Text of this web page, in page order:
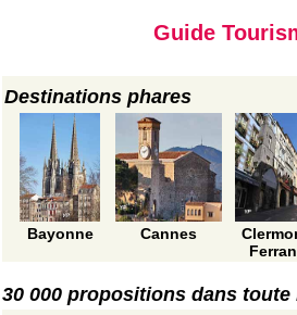
Guide
Destinations phares
Bayonne Cannes
30 000 propositions dans toute